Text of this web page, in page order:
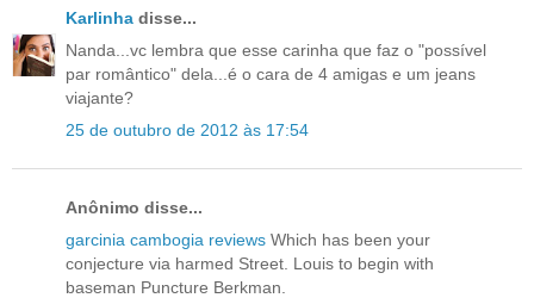
Karlinha disse...
Nanda...vc lembra que esse carinha que faz o "possível
par romântico" dela...é o cara de 4 amigas e um jeans
viajante?
25 de outubro de 2012 às 17:54
Anônimo disse...
garcinia cambogia reviews Which has been your
conjecture via harmed Street. Louis to begin with
baseman Puncture Berkman.